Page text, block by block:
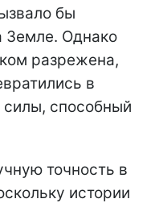
бы
Земле. Однако
разрежена,
в
силы, способный
точность в
истории